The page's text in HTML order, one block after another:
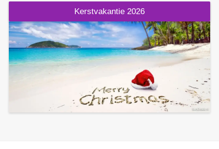
Kerstvakantie 2026